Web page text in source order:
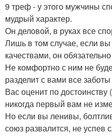
9 треф - у этого мужчины
мудрый характер.
Он деловой, в руках все
Лишь в том случае, если
качествами, он
Не комфортно с ним не
разделит с вами все
Вас оценит по достоинству
никогда первый вам не
Но если вы ленивы,
союз развалится, не успев